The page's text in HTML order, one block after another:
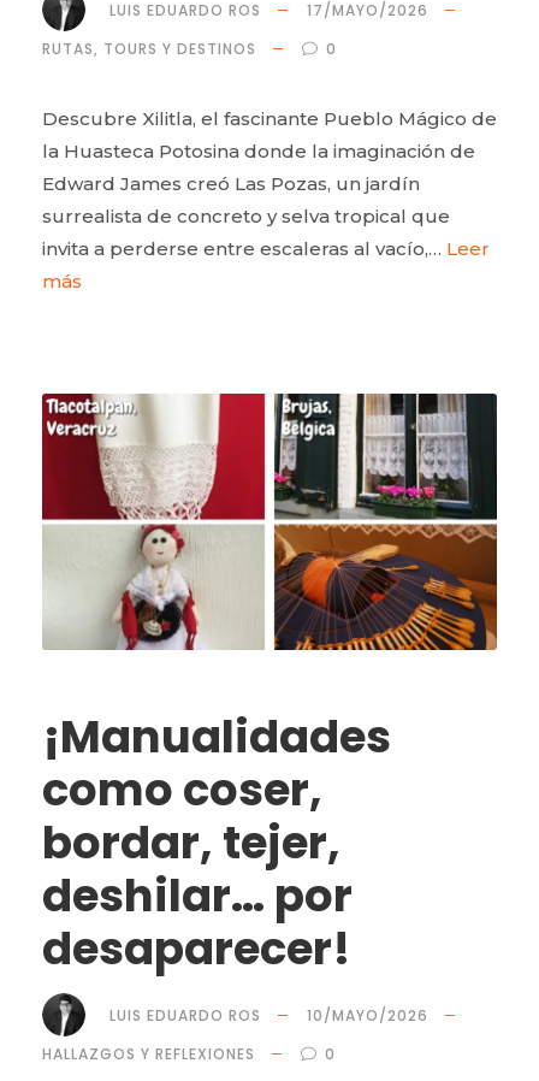
LUIS EDUARDO ROS
17/MAYO/2026
RUTAS, TOURS Y DESTINOS
0
Descubre Xilitla, el fascinante Pueblo Mágico de
la Huasteca Potosina donde la imaginación de
Edward James creó Las Pozas, un jardín
surrealista de concreto y selva tropical que
invita a perderse entre escaleras al vacío,… Leer
más
¡Manualidades
como coser,
bordar, tejer,
deshilar… por
desaparecer!
LUIS EDUARDO ROS
10/MAYO/2026
HALLAZGOS Y REFLEXIONES
0